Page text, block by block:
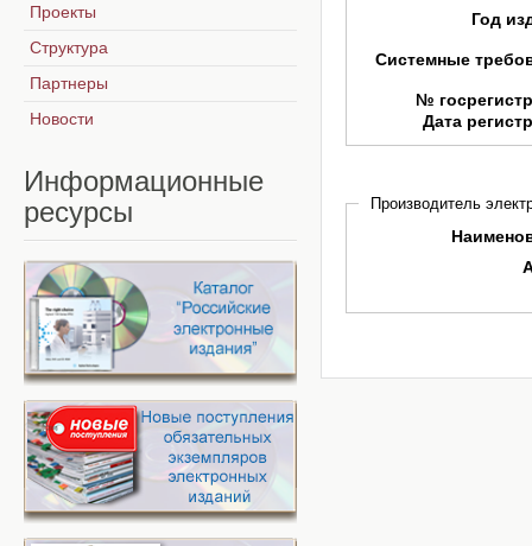
Год
Системные
№
Дата
Производитель
Проекты
Структура
Партнеры
Новости
Информационные
ресурсы